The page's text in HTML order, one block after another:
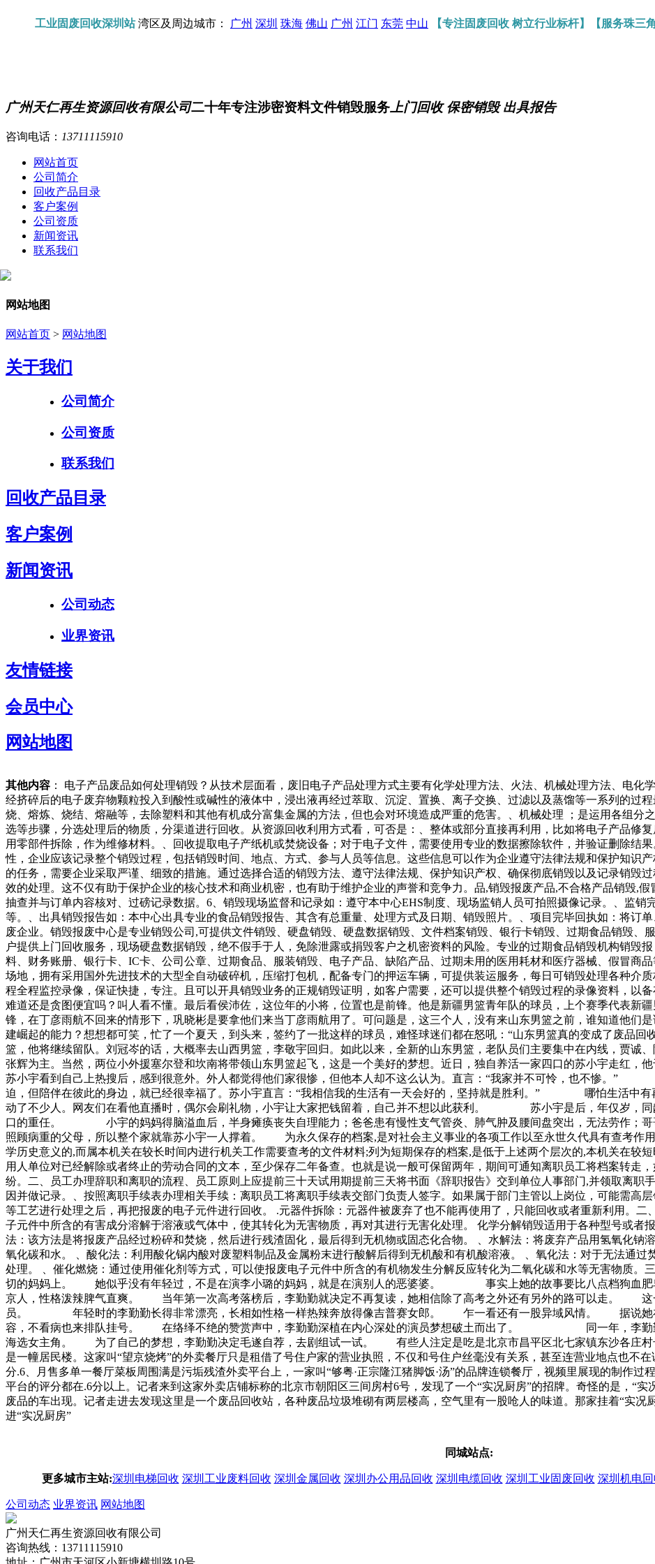
工业固废回收深圳站湾区及周边城市： 广州 深圳 珠海 佛山 广州 江门 东莞 中山 【专注固废回收 树立行业标杆】【服务珠三
广州天仁再生资源回收有限公司二十年专注涉密资料文件销毁服务 上门回收 保密销毁 出具报告
咨询电话： 13711115910
网站首页
公司简介
回收产品目录
客户案例
公司资质
新闻资讯
联系我们
网站地图
网站首页 > 网站地图
关于我们
公司简介
公司资质
联系我们
回收产品目录
客户案例
新闻资讯
公司动态
业界资讯
友情链接
会员中心
网站地图
其他内容 ： 电子产品废品如何处理销毁？从技术层面看，废旧电子产品处理方式主要有化学处理方法、火法、机械处理方法、电化
经挤碎后的电子废弃物颗粒投入到酸性或碱性的液体中，浸出液再经过萃取、沉淀、置换、离子交换、过滤以及蒸馏等一系列的过
烧、熔炼、烧结、熔融等，去除塑料和其他有机成分富集金属的方法，但也会对环境造成严重的危害。、机械处理 ；是运用各组分
选等步骤，分选处理后的物质，分渠道进行回收。从资源回收利用方式看，可否是：、整体或部分直接再利用，比如将电子产品修
用零部件拆除，作为维修材料。、回收提取电子产纸机或焚烧设备；对于电子文件，需要使用专业的数据擦除软件，并验证删除结
性，企业应该记录整个销毁过程，包括销毁时间、地点、方式、参与人员等信息。这些信息可以作为企业遵守法律法规和保护知识
的任务，需要企业采取严谨、细致的措施。通过选择合适的销毁方法、遵守法律法规、保护知识产权、确保彻底销毁以及记录销毁
效的处理。这不仅有助于保护企业的核心技术和商业机密，也有助于维护企业的声誉和竞争力。品,销毁报废产品,不合格产品销毁,
抽查并与订单内容核对、过磅记录数据。6、销毁现场监督和记录如：遵守本中心EHS制度、现场监销人员可拍照摄像记录。、监
等。、出具销毁报告如：本中心出具专业的食品销毁报告、其含有总重量、处理方式及日期、销毁照片。、项目完毕回执如：将订
废企业。销毁报废中心是专业销毁公司,可提供文件销毁、硬盘销毁、硬盘数据销毁、文件档案销毁、银行卡销毁、过期食品销毁、
户提供上门回收服务，现场硬盘数据销毁，绝不假手于人，免除泄露或捐毁客户之机密资料的风险。专业的过期食品销毁机构销毁
料、财务账册、银行卡、IC卡、公司公章、过期食品、服装销毁、电子产品、缺陷产品、过期未用的医用耗材和医疗器械、假冒商
场地，拥有采用国外先进技术的大型全自动破碎机，压缩打包机，配备专门的押运车辆，可提供装运服务，每日可销毁处理各种介
程全程监控录像，保证快捷，专注。且可以开具销毁业务的正规销毁证明，如客户需要，还可以提供整个销毁过程的录像资料，以
难道还是贪图便宜吗？叫人看不懂。最后看侯沛佐，这位年的小将，位置也是前锋。他是新疆男篮青年队的球员，上个赛季代表新
锋，在丁彦雨航不回来的情形下，巩晓彬是要拿他们来当丁彦雨航用了。可问题是，这三个人，没有来山东男篮之前，谁知道他们
建崛起的能力？想想都可笑，忙了一个夏天，到头来，签约了一批这样的球员，难怪球迷们都在怒吼：“山东男篮真的变成了废品回
篮，他将继续留队。刘冠岑的话，大概率去山西男篮，李敬宇回归。如此以来，全新的山东男篮，老队员们主要集中在内线，贾诚
张辉为主。当然，两位小外援塞尔登和坎南将带领山东男篮起飞，这是一个美好的梦想。近日，独自养活一家四口的苏小宇
苏小宇看到自己上热搜后，感到很意外。外人都觉得他们家很惨，但他本人却不这么认为。直言：“我家并不可怜，也不惨。
迫，但陪伴在彼此的身边，就已经很幸福了。苏小宇直言：“我相信我的生活有一天会好的，坚持就是胜利。” 哪怕生活中有
动了不少人。网友们在看他直播时，偶尔会刷礼物，小宇让大家把钱留着，自己并不想以此获利。 苏小宇是后，年仅岁，同
口的重任。 小宇的妈妈得脑溢血后，半身瘫痪丧失自理能力；爸爸患有慢性支气管炎、肺气肿及腰间盘突出，无法劳作；哥
照顾病重的父母，所以整个家就靠苏小宇一人撑着。 为永久保存的档案,是对社会主义事业的各项工作以至永世久代具有查考作
学历史意义的,而属本机关在较长时间内进行机关工作需要查考的文件材料;列为短期保存的档案,是低于上述两个层次的,本机关在较
用人单位对已经解除或者终止的劳动合同的文本，至少保存二年备查。也就是说一般可保留两年，期间可通知离职员工将档案转走
纷。二、员工办理辞职和离职的流程、员工原则上应提前三十天试用期提前三天将书面《辞职报告》交到单位人事部门,并领取离职
因并做记录。、按照离职手续表办理相关手续：离职员工将离职手续表交部门负责人签字。如果属于部门主管以上岗位，可能需高
等工艺进行处理之后，再把报废的电子元件进行回收。 .元器件拆除：元器件被废弃了也不能再使用了，只能回收或者重新利用。
子元件中所含的有害成分溶解于溶液或气体中，使其转化为无害物质，再对其进行无害化处理。 化学分解销毁适用于各种型号或者
法：该方法是将报废产品经过粉碎和焚烧，然后进行残渣固化，最后得到无机物或固态化合物。 、水解法：将废弃产品用氢氧化钠
氧化碳和水。 、酸化法：利用酸化锅内酸对废塑料制品及金属粉末进行酸解后得到无机酸和有机酸溶液。 、氧化法：对于无法通
处理。 、催化燃烧：通过使用催化剂等方式，可以使报废电子元件中所含的有机物发生分解反应转化为二氧化碳和水等无害物质。
切的妈妈上。 她似乎没有年轻过，不是在演李小璐的妈妈，就是在演别人的恶婆婆。 事实上她的故事要比八点档狗血
京人，性格泼辣脾气直爽。 当年第一次高考落榜后，李勤勤就决定不再复读，她相信除了高考之外还有另外的路可以走。 这
员。 年轻时的李勤勤长得非常漂亮，长相如性格一样热辣奔放得像吉普赛女郎。 乍一看还有一股异域风情。 据说她在
容，不看病也来排队挂号。 在络绎不绝的赞赏声中，李勤勤深植在内心深处的演员梦想破土而出了。 同一年，李勤勤
海选女主角。 为了自己的梦想，李勤勤决定毛遂自荐，去剧组试一试。 有些人注定是吃是北京市昌平区北七家镇东沙各庄村
是一幢居民楼。这家叫“望京烧烤”的外卖餐厅只是租借了号住户家的营业执照，不仅和号住户丝毫没有关系，甚至连营业地点也不
分.6、月售多单一餐厅菜板周围满是污垢残渣外卖平台上，一家叫“够粤·正宗隆江猪脚饭·汤”的品牌连锁餐厅，视频里展现的制作
平台的评分都在.6分以上。记者来到这家外卖店铺标称的北京市朝阳区三间房村6号，发现了一个“实况厨房”的招牌。奇怪的是，“
废品的车出现。记者走进去发现这里是一个废品回收站，各种废品垃圾堆砌有两层楼高，空气里有一股呛人的味道。那家挂着“实况
进“实况厨房”
同城站点:
更多城市主站:深圳电梯回收 深圳工业废料回收 深圳金属回收 深圳办公用品回收 深圳电缆回收 深圳工业固废回收 深圳机电回
公司动态 业界资讯 网站地图
广州天仁再生资源回收有限公司
咨询热线：13711115910